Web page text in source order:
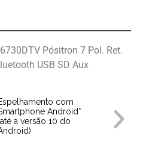
Pósitron 7 Pol. Ret.
USB SD Aux
com
Android*
a versão 10 do